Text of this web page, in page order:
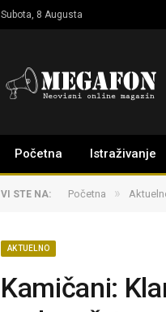
Subota, 8 Augusta
Početna Istraživanje
VI STE NA: Početna »
AKTUELNO
Kamičani: